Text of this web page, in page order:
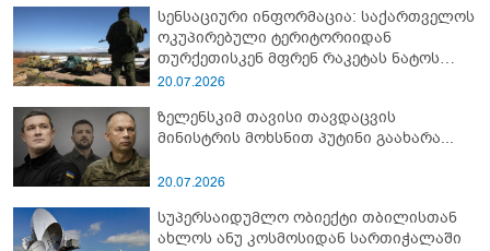
სენსაციური ინფორმაცია: საქართველოს
ოკუპირებული ტერიტორიიდან
თურქეთისკენ მფრენ რაკეტას ნატოს
სამიტი კინაღამ ჩაუშლია
20.07.2026
ზელენსკიმ თავისი თავდაცვის
მინისტრის მოხსნით პუტინი გაახარა...
20.07.2026
სუპერსაიდუმლო ობიექტი თბილისთან
ახლოს ანუ კოსმოსიდან სართიჭალაში